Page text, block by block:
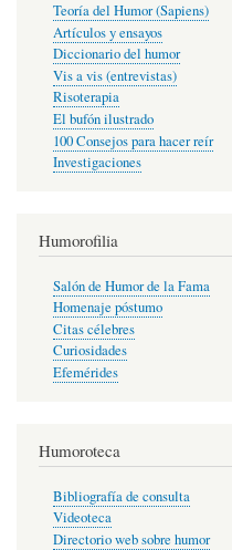
Teoría del Humor (Sapiens)
Artículos y ensayos
Diccionario del humor
Vis a vis (entrevistas)
Risoterapia
El bufón ilustrado
100 Consejos para hacer reír
Investigaciones
Humorofilia
Salón de Humor de la Fama
Homenaje póstumo
Citas célebres
Curiosidades
Efemérides
Humoroteca
Bibliografía de consulta
Videoteca
Directorio web sobre humor